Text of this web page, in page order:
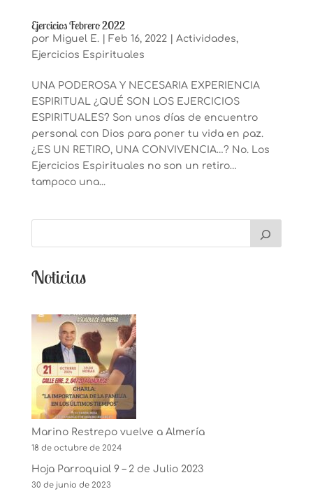
Ejercicios Febrero 2022
por Miguel E. | Feb 16, 2022| Actividades,
Ejercicios Espirituales
UNA PODEROSA Y NECESARIA EXPERIENCIA
ESPIRITUAL ¿QUÉ SON LOS EJERCICIOS
ESPIRITUALES? Son unos días de encuentro
personal con Dios para poner tu vida en paz.
¿ES UN RETIRO, UNA CONVIVENCIA…? No. Los
Ejercicios Espirituales no son un retiro…
tampoco una...
Noticias
Marino Restrepo vuelve a Almería
18 de octubre de 2024
Hoja Parroquial 9 – 2 de Julio 2023
30 de junio de 2023